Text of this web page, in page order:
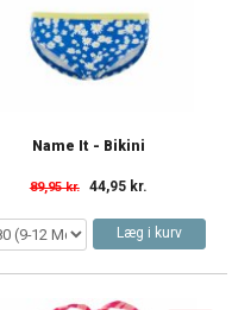
Name It - Bikini
89,95 kr. 44,95 kr.
Læg i kurv